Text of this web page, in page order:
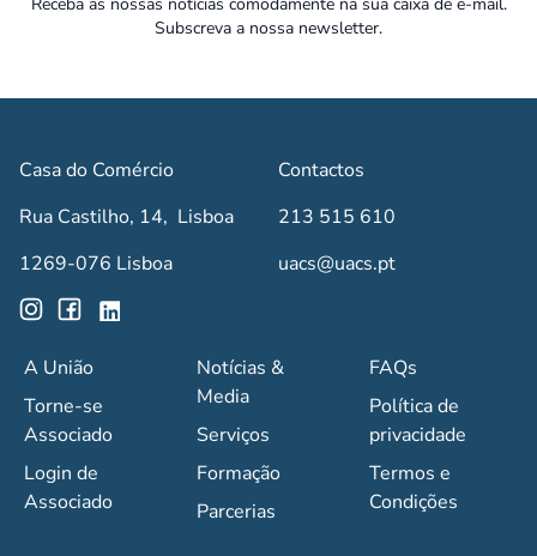
Receba as nossas notícias comodamente na sua caixa de e-mail.
Subscreva a nossa newsletter.
Casa do Comércio
Rua Castilho, 14, Lisboa
1269-076 Lisboa
Contactos
213 515 610
uacs@uacs.pt
A União
Torne-se
Associado
Login de
Associado
Notícias &
Media
Serviços
Formação
Parcerias
FAQs
Política de
privacidade
Termos e
Condições